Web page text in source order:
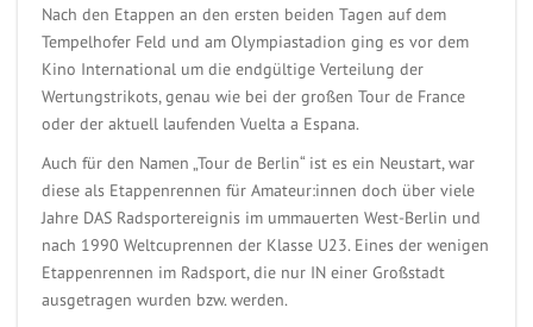
Nach den Etappen an den ersten beiden Tagen auf dem
Tempelhofer Feld und am Olympiastadion ging es vor dem
Kino International um die endgültige Verteilung der
Wertungstrikots, genau wie bei der großen Tour de France
oder der aktuell laufenden Vuelta a Espana.
Auch für den Namen „Tour de Berlin“ ist es ein Neustart, war
diese als Etappenrennen für Amateur:innen doch über viele
Jahre DAS Radsportereignis im ummauerten West-Berlin und
nach 1990 Weltcuprennen der Klasse U23. Eines der wenigen
Etappenrennen im Radsport, die nur IN einer Großstadt
ausgetragen wurden bzw. werden.